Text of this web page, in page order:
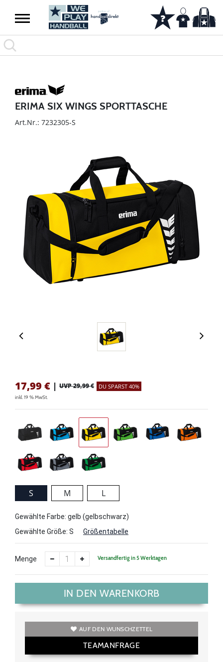
ERIMA SIX WINGS SPORTTASCHE
Art.Nr.: 7232305-S
17,99 € | UVP 29,99 € DU SPARST 40%
inkl. 19 % MwSt.
S M L
Gewählte Farbe: gelb (gelbschwarz)
Gewählte Größe: S Größentabelle
Menge Versandfertig in 5 Werktagen
IN DEN WARENKORB
AUF DEN WUNSCHZETTEL
TEAMANFRAGE